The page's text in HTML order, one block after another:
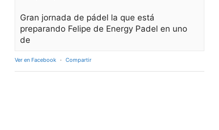
Gran jornada de pádel la que está
preparando Felipe de Energy Padel en uno
de
Ver en Facebook · Compartir